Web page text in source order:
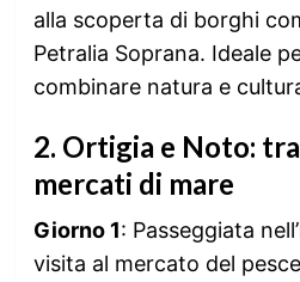
alla scoperta di borghi
Petralia Soprana. Ideale
combinare natura e
2. Ortigia e Noto:
mercati di mare
Giorno 1: Passeggiata
visita al mercato del